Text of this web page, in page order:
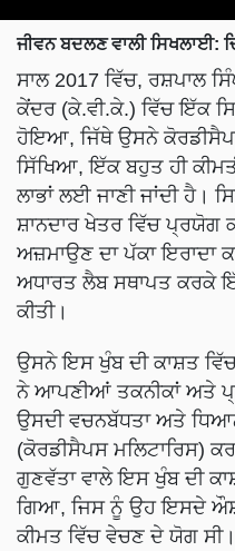
ਜੀਵਨ ਬਦਲਣ ਵਾਲੀ ਸਿਖਲਾਈ:
ਸਾਲ 2017 ਵਿੱਚ, ਰਸ਼ਪਾਲ
ਕੇਂਦਰ (ਕੇ.ਵੀ.ਕੇ.) ਵਿੱਚ ਇੱਕ
ਹੋਇਆ, ਜਿੱਥੇ ਉਸਨੇ ਕੋਰਡੀਸੈਪਸ
ਸਿੱਖਿਆ, ਇੱਕ ਬਹੁਤ ਹੀ
ਲਾਭਾਂ ਲਈ ਜਾਣੀ ਜਾਂਦੀ
ਸ਼ਾਨਦਾਰ ਖੇਤਰ ਵਿੱਚ ਪ੍ਰਯੋਗ
ਅਜ਼ਮਾਉਣ ਦਾ ਪੱਕਾ ਇਰਾਦਾ
ਅਧਾਰਤ ਲੈਬ ਸਥਾਪਤ ਕਰਕੇ
ਕੀਤੀ।
ਉਸਨੇ ਇਸ ਖੁੰਬ ਦੀ ਕਾਸ਼ਤ
ਨੇ ਆਪਣੀਆਂ ਤਕਨੀਕਾਂ ਅਤੇ
ਉਸਦੀ ਵਚਨਬੱਧਤਾ ਅਤੇ
(ਕੋਰਡੀਸੈਪਸ ਮਲਿਟਾਰਿਸ)
ਗੁਣਵੱਤਾ ਵਾਲੇ ਇਸ ਖੁੰਬ ਦੀ
ਗਿਆ, ਜਿਸ ਨੂੰ ਉਹ ਇਸਦੇ
ਕੀਮਤ ਵਿੱਚ ਵੇਚਣ ਦੇ ਯੋਗ ਸੀ।